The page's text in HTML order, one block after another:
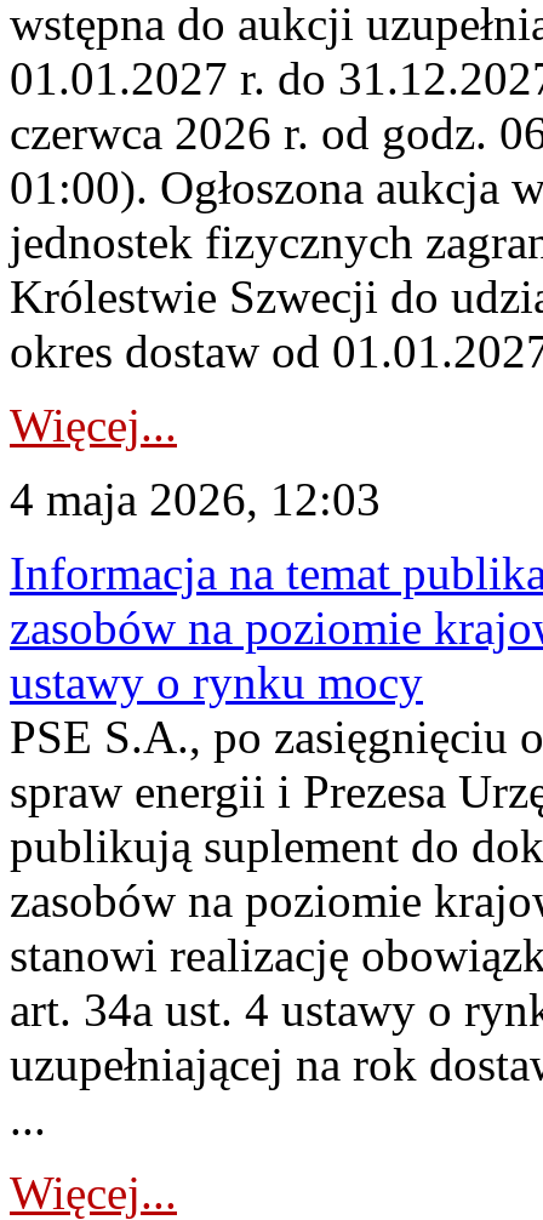
wstępna do aukcji
01.01.2027 r. do
czerwca 2026 r. od godz.
01:00). Ogłoszona aukcja
jednostek fizycznych
Królestwie Szwecji do
okres dostaw od
Więcej...
4 maja 2026, 12:03
Informacja na temat
zasobów na poziomie
ustawy o rynku mocy
PSE S.A., po zasięgnięciu
spraw energii i Prezesa
publikują suplement do
zasobów na poziomie
stanowi realizację
art. 34a ust. 4 ustawy o
uzupełniającej na rok
...
Więcej...